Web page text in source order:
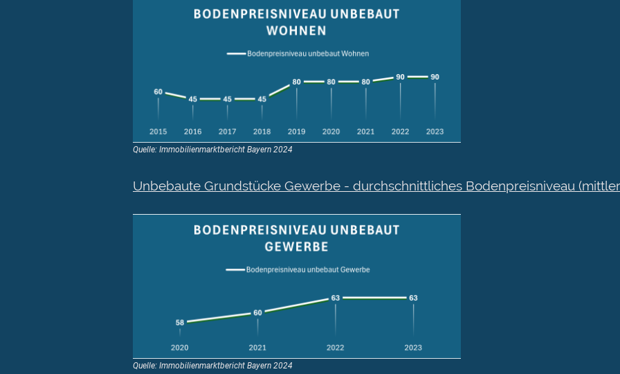
Quelle: Immobilienmarktbericht Bayern 2024
Unbebaute Grundstücke Gewerbe - durchschnittliches Bodenpreisniveau
Quelle: Immobilienmarktbericht Bayern 2024